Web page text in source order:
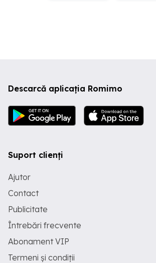
Descarcă aplicația Romimo
Suport clienți
Ajutor
Contact
Publicitate
Întrebări frecvente
Abonament VIP
Termeni și condiții